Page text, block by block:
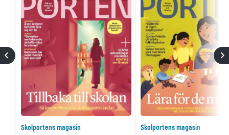
Skolportens magasin
Skolportens magasin